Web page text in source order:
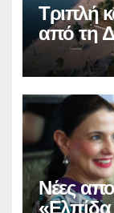
Τριπλή
από τη
Νέες
«Ελπίδα